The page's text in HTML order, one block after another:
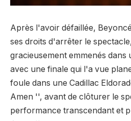
Après l'avoir défaillée,
ses droits d'arrêter le
gracieusement emmenés dans
avec une finale qui l'a vue
foule dans une Cadillac
Amen '', avant de clôturer le
performance transcendant et